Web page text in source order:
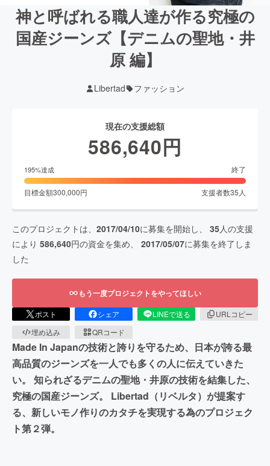
神と呼ばれる職人達が作る究極の
国産ジーンズ【デニムの聖地・井
原 編】
Libertad ファッション
現在の支援総額
586,640円
195%達成 終了
目標金額300,000円 支援者数35 人
このプロジェクトは、 2017/04/10に募集を開始し、 35人の支援
により 586,640円の資金を集め、 2017/05/07に募集を終了しま
した
もう一度プロジェクトをやってほしい
ポスト シェア LINEで送る
URLコピー
埋め込み
QRコード
Made In Japanの技術と誇りを守るため、日本が誇る最
高品質のジーンズを一人でも多くの人に伝えていきた
い。 知られざるデニムの聖地・井原の技術を結集した、
究極の国産ジーンズ。 Libertad（リベルタ）が提案す
る、新しいモノ作りのカタチを実現する為のプロジェク
ト第２弾。